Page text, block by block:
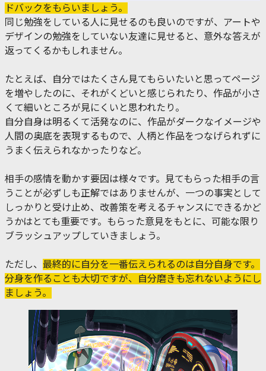
ドバックをもらいましょう。
同じ勉強をしている人に見せるのも良いのですが、アートや
デザインの勉強をしていない友達に見せると、意外な答えが
返ってくるかもしれません。
たとえば、自分ではたくさん見てもらいたいと思ってページ
を増やしたのに、それがくどいと感じられたり、作品が小さ
くて細いところが見にくいと思われたり。
自分自身は明るくて活発なのに、作品がダークなイメージや
人間の奥底を表現するもので、人柄と作品をつなげられずに
うまく伝えられなかったりなど。
相手の感情を動かす要因は様々です。見てもらった相手の言
うことが必ずしも正解ではありませんが、一つの事実として
しっかりと受け止め、改善策を考えるチャンスにできるかど
うかはとても重要です。もらった意見をもとに、可能な限り
ブラッシュアップしていきましょう。
ただし、 最終的に自分を一番伝えられるのは自分自身です。
分身を作ることも大切ですが、自分磨きも忘れないようにし
ましょう。